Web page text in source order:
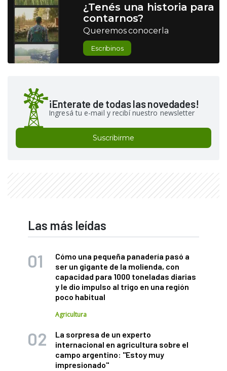
¿Tenés una historia para
contarnos?
Queremos conocerla
Escribinos
¡Enterate de todas las novedades!
Ingresá tu e-mail y recibí nuestro newsletter
Suscribirme
Las más leídas
Cómo una pequeña panadería pasó a
ser un gigante de la molienda, con
capacidad para 1000 toneladas diarias
y le dio impulso al trigo en una región
poco habitual
Agricultura
La sorpresa de un experto
internacional en agricultura sobre el
campo argentino: "Estoy muy
impresionado"